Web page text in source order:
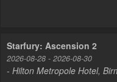
Starfury: Ascension 2
2026-08-28 - 2026-08-30
- Hilton Metropole Hotel,